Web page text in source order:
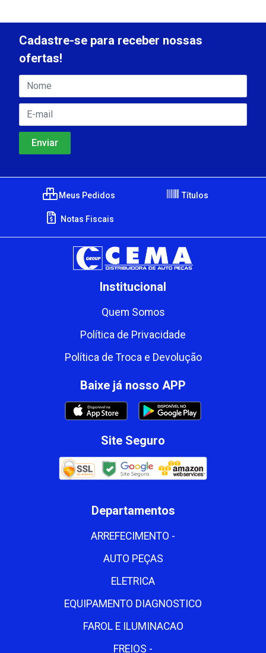
Cadastre-se para receber nossas
ofertas!
Meus Pedidos Títulos
Notas Fiscais
Institucional
Quem Somos
Política de Privacidade
Política de Troca e Devolução
Baixe já nosso APP
Site Seguro
Departamentos
ARREFECIMENTO -
AUTO PEÇAS
ELETRICA
EQUIPAMENTO DIAGNOSTICO
FAROL E ILUMINACAO
FREIOS -